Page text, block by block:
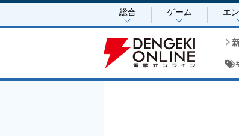
総合 ゲーム エ